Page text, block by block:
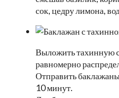
сок, цедру лимона,
Выложить тахинную
равномерно
Отправить
10 минут.